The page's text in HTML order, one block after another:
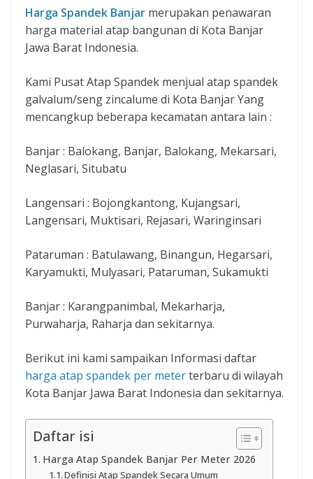
Harga Spandek Banjar merupakan penawaran
harga material atap bangunan di Kota Banjar
Jawa Barat Indonesia.
Kami Pusat Atap Spandek menjual atap spandek
galvalum/seng zincalume di Kota Banjar Yang
mencangkup beberapa kecamatan antara lain :
Banjar : Balokang, Banjar, Balokang, Mekarsari,
Neglasari, Situbatu
Langensari : Bojongkantong, Kujangsari,
Langensari, Muktisari, Rejasari, Waringinsari
Pataruman : Batulawang, Binangun, Hegarsari,
Karyamukti, Mulyasari, Pataruman, Sukamukti
Banjar : Karangpanimbal, Mekarharja,
Purwaharja, Raharja dan sekitarnya.
Berikut ini kami sampaikan Informasi daftar
harga atap spandek per meterterbaru di wilayah
Kota Banjar Jawa Barat Indonesia dan sekitarnya.
Daftar isi
Harga Atap Spandek Banjar Per Meter 2026
Definisi Atap Spandek Secara Umum